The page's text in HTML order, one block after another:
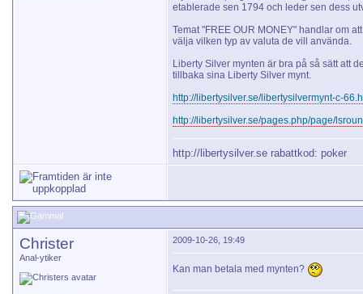
etablerade sen 1794 och leder sen dess
Temat "FREE OUR MONEY" handlar om
välja vilken typ av valuta de vill använda.
Liberty Silver mynten är bra på så sätt att
tillbaka sina Liberty Silver mynt.
http://libertysilver.se/libertysilvermynt-c-
http://libertysilver.se/pages.php/page/
http://libertysilver.se rabattkod: poker
Christer
Anal-ytiker
2009-10-26, 19:49
Kan man betala med mynten?